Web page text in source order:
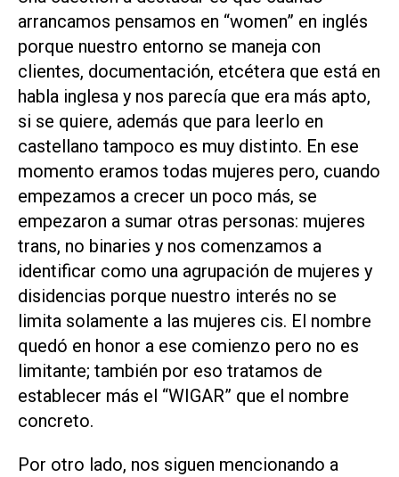
arrancamos pensamos en “women” en inglés
porque nuestro entorno se maneja con
clientes, documentación, etcétera que está en
habla inglesa y nos parecía que era más apto,
si se quiere, además que para leerlo en
castellano tampoco es muy distinto. En ese
momento eramos todas mujeres pero, cuando
empezamos a crecer un poco más, se
empezaron a sumar otras personas: mujeres
trans, no binaries y nos comenzamos a
identificar como una agrupación de mujeres y
disidencias porque nuestro interés no se
limita solamente a las mujeres cis. El nombre
quedó en honor a ese comienzo pero no es
limitante; también por eso tratamos de
establecer más el “WIGAR” que el nombre
concreto.
Por otro lado, nos siguen mencionando a